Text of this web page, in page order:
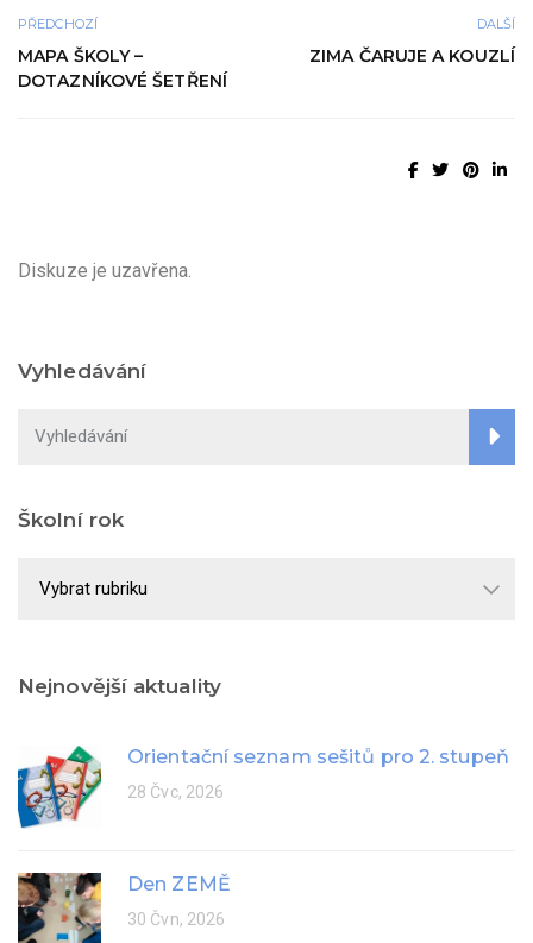
PŘEDCHOZÍ
MAPA ŠKOLY –
DOTAZNÍKOVÉ ŠETŘENÍ
DALŠÍ
ZIMA ČARUJE A KOUZLÍ
Diskuze je uzavřena.
Vyhledávání
Školní rok
rok
Nejnovější aktuality
Orientační seznam sešitů pro 2. stupeň
28 Čvc, 2026
Den ZEMĚ
30 Čvn, 2026